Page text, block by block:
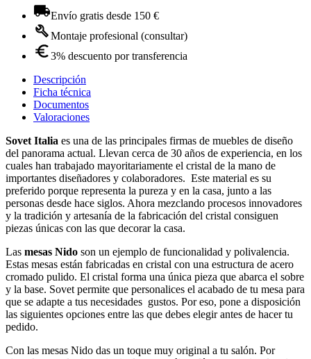
Envío gratis desde 150 €
Montaje profesional (consultar)
3% descuento por transferencia
Descripción
Ficha técnica
Documentos
Valoraciones
Sovet Italia es una de las principales firmas de muebles de diseño
del panorama actual. Llevan cerca de 30 años de experiencia, en los
cuales han trabajado mayoritariamente el cristal de la mano de
importantes diseñadores y colaboradores. Este material es su
preferido porque representa la pureza y en la casa, junto a las
personas desde hace siglos. Ahora mezclando procesos innovadores
y la tradición y artesanía de la fabricación del cristal consiguen
piezas únicas con las que decorar la casa.
Las mesas Nido son un ejemplo de funcionalidad y polivalencia.
Estas mesas están fabricadas en cristal con una estructura de acero
cromado pulido. El cristal forma una única pieza que abarca el sobre
y la base. Sovet permite que personalices el acabado de tu mesa para
que se adapte a tus necesidades gustos. Por eso, pone a disposición
las siguientes opciones entre las que debes elegir antes de hacer tu
pedido.
Con las mesas Nido das un toque muy original a tu salón. Por